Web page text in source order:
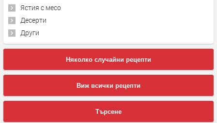
Ястия с месо
Десерти
Други
Няколко случайни рецепти
Виж всички рецепти
Търсене